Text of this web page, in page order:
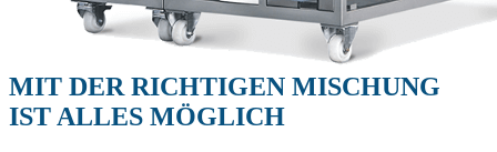
MIT DER RICHTIGEN MISCHUNG
IST ALLES MÖGLICH